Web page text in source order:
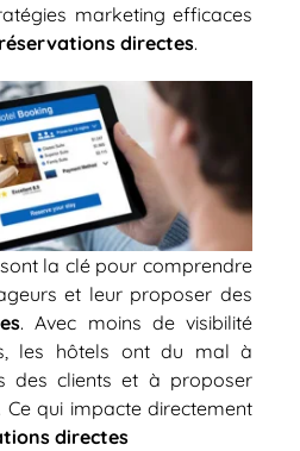
marketing efficaces
réservations directes.
sont la clé pour comprendre
et leur proposer des
. Avec moins de visibilité
les hôtels ont du mal à
des clients et à proposer
qui impacte directement
directes